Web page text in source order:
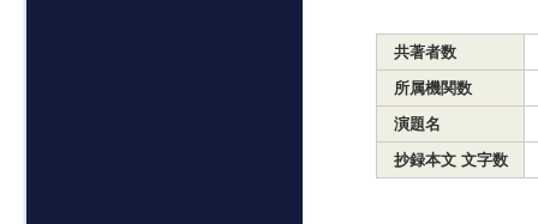
共著者数
所属機関数
演題名
抄録本文 文字数